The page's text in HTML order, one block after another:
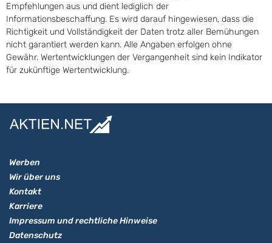
Empfehlungen aus und dient lediglich der
Informationsbeschaffung. Es wird darauf hingewiesen, dass die
Richtigkeit und Vollständigkeit der Daten trotz aller Bemühungen
nicht garantiert werden kann. Alle Angaben erfolgen ohne
Gewähr. Wertentwicklungen der Vergangenheit sind kein Indikator
für zukünftige Wertentwicklung.
Werben
Wir über uns
Kontakt
Karriere
Impressum und rechtliche Hinweise
Datenschutz